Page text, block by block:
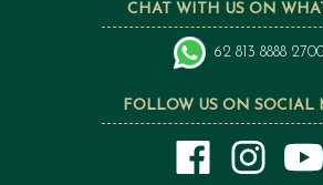
FOLLOW US ON SOCIAL
CHAT WITH US ON
62 813 8888